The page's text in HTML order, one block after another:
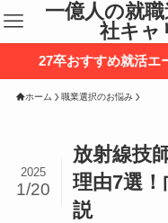
一億人の就
社キャ
27卒おすすめ就活エ
ホーム 職業選択のお悩み
放射線技
理由7選
説
2025
1/20